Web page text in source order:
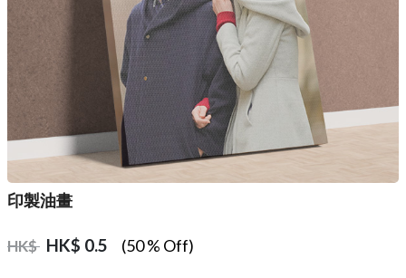
印製油畫
HK$ HK$ 0.5 (50 % Off)